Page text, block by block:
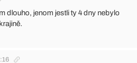
dlouho, jenom jestli ty 4 dny nebylo